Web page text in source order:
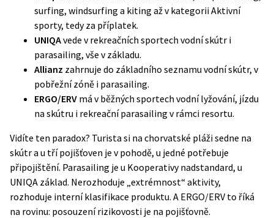
surfing, windsurfing a kiting až v kategorii Aktivní
sporty, tedy za příplatek.
UNIQAvede v rekreačních sportech vodní skútr i
parasailing, vše v základu.
Allianz zahrnuje do základního seznamu vodní skútr, v
pobřežní zóně i parasailing.
ERGO/ERV má v běžných sportech vodní lyžování, jízdu
na skútru i rekreační parasailing v rámci resortu.
Vidíte ten paradox? Turista si na chorvatské pláži sedne na
skútr a u tří pojišťoven je v pohodě, u jedné potřebuje
připojištění. Parasailing je u Kooperativy nadstandard, u
UNIQA základ. Nerozhoduje „extrémnost“ aktivity,
rozhoduje interní klasifikace produktu. A ERGO/ERV to říká
na rovinu: posouzení rizikovosti je na pojišťovně.